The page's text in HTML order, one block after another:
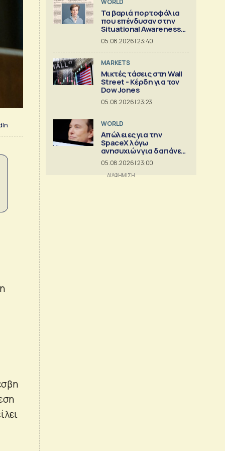
WORLD
Τα βαριά πορτοφόλια
που επένδυσαν στην
Situational Awareness
πριν καταρρεύσει
05.08.2026 | 23:40
MARKETS
Μικτές τάσεις στη Wall
Street - Κέρδη για τον
Dow Jones
05.08.2026 | 23:23
WORLD
Απώλειες για την
SpaceX λόγω
ανησυχιών για δαπάνες
ΑΙ
05.08.2026 | 23:00